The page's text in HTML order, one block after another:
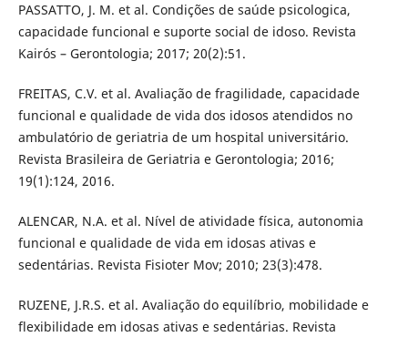
PASSATTO, J. M. et al. Condições de saúde psicologica,
capacidade funcional e suporte social de idoso. Revista
Kairós – Gerontologia; 2017; 20(2):51.
FREITAS, C.V. et al. Avaliação de fragilidade, capacidade
funcional e qualidade de vida dos idosos atendidos no
ambulatório de geriatria de um hospital universitário.
Revista Brasileira de Geriatria e Gerontologia; 2016;
19(1):124, 2016.
ALENCAR, N.A. et al. Nível de atividade física, autonomia
funcional e qualidade de vida em idosas ativas e
sedentárias. Revista Fisioter Mov; 2010; 23(3):478.
RUZENE, J.R.S. et al. Avaliação do equilíbrio, mobilidade e
flexibilidade em idosas ativas e sedentárias. Revista